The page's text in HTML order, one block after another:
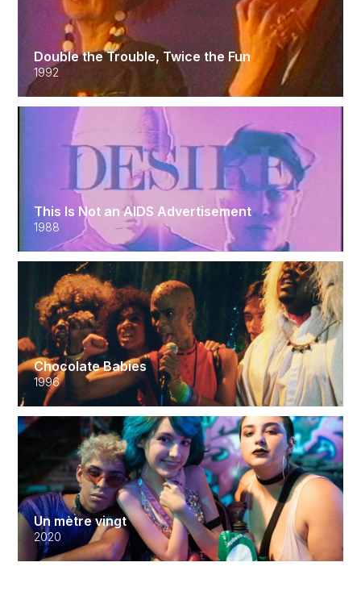
Double the Trouble, Twice the Fun
1992
This Is Not an AIDS Advertisement
1988
Chocolate Babies
1996
Un mètre vingt
2020